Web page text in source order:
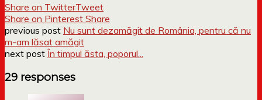
Share on TwitterTweet
Share on Pinterest Share
previous post Nu sunt dezamăgit de România, pentru că nu
m-am lăsat amăgit
next post În timpul ăsta, poporul...
29 responses